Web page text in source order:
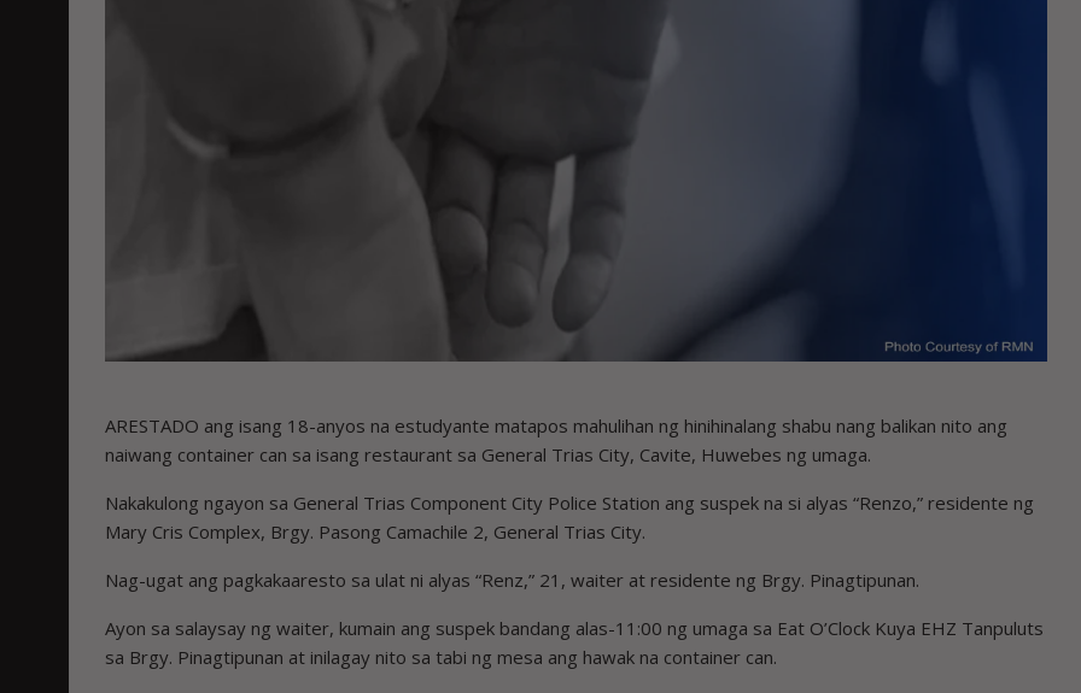
ARESTADO ang isang 18-anyos na estudyante matapos mahulihan ng hinihinalang shabu nang balikan nito ang
naiwang container can sa isang restaurant sa General Trias City, Cavite, Huwebes ng umaga.
Nakakulong ngayon sa General Trias Component City Police Station ang suspek na si alyas “Renzo,” residente ng
Mary Cris Complex, Brgy. Pasong Camachile 2, General Trias City.
Nag-ugat ang pagkakaaresto sa ulat ni alyas “Renz,” 21, waiter at residente ng Brgy. Pinagtipunan.
Ayon sa salaysay ng waiter, kumain ang suspek bandang alas-11:00 ng umaga sa Eat O’Clock Kuya EHZ Tanpuluts
sa Brgy. Pinagtipunan at inilagay nito sa tabi ng mesa ang hawak na container can.